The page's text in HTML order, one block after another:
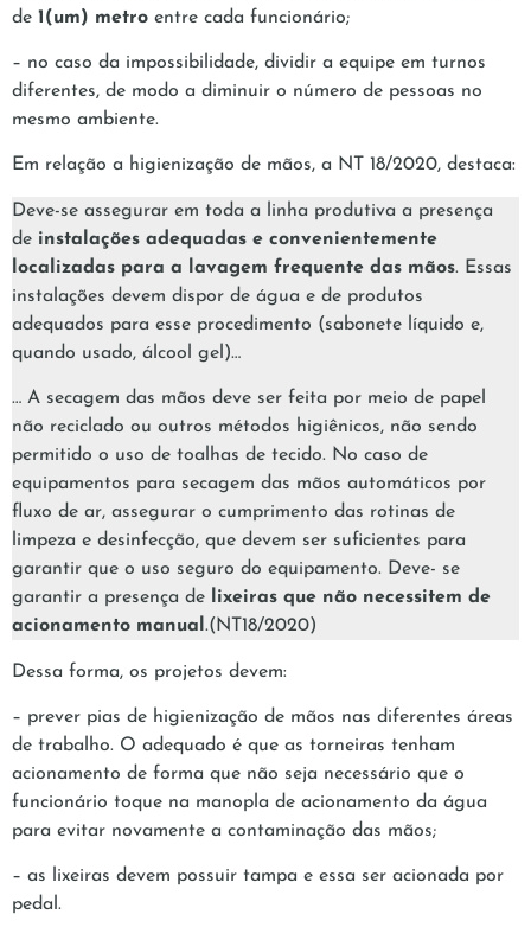
de 1(um) metro entre cada funcionário;
– no caso da impossibilidade, dividir a equipe em turnos
diferentes, de modo a diminuir o número de pessoas no
mesmo ambiente.
Em relação a higienização de mãos, a NT 18/2020, destaca:
Deve-se assegurar em toda a linha produtiva a presença
de instalações adequadas e convenientemente
localizadas para a lavagem frequente das mãos. Essas
instalações devem dispor de água e de produtos
adequados para esse procedimento (sabonete líquido e,
quando usado, álcool gel)…
… A secagem das mãos deve ser feita por meio de papel
não reciclado ou outros métodos higiênicos, não sendo
permitido o uso de toalhas de tecido. No caso de
equipamentos para secagem das mãos automáticos por
fluxo de ar, assegurar o cumprimento das rotinas de
limpeza e desinfecção, que devem ser suficientes para
garantir que o uso seguro do equipamento. Deve- se
garantir a presença de
lixeiras que não necessitem de
acionamento manual .(NT18/2020)
Dessa forma, os projetos devem:
– prever pias de higienização de mãos nas diferentes áreas
de trabalho. O adequado é que as torneiras tenham
acionamento de forma que não seja necessário que o
funcionário toque na manopla de acionamento da água
para evitar novamente a contaminação das mãos;
– as lixeiras devem possuir tampa e essa ser acionada por
pedal.